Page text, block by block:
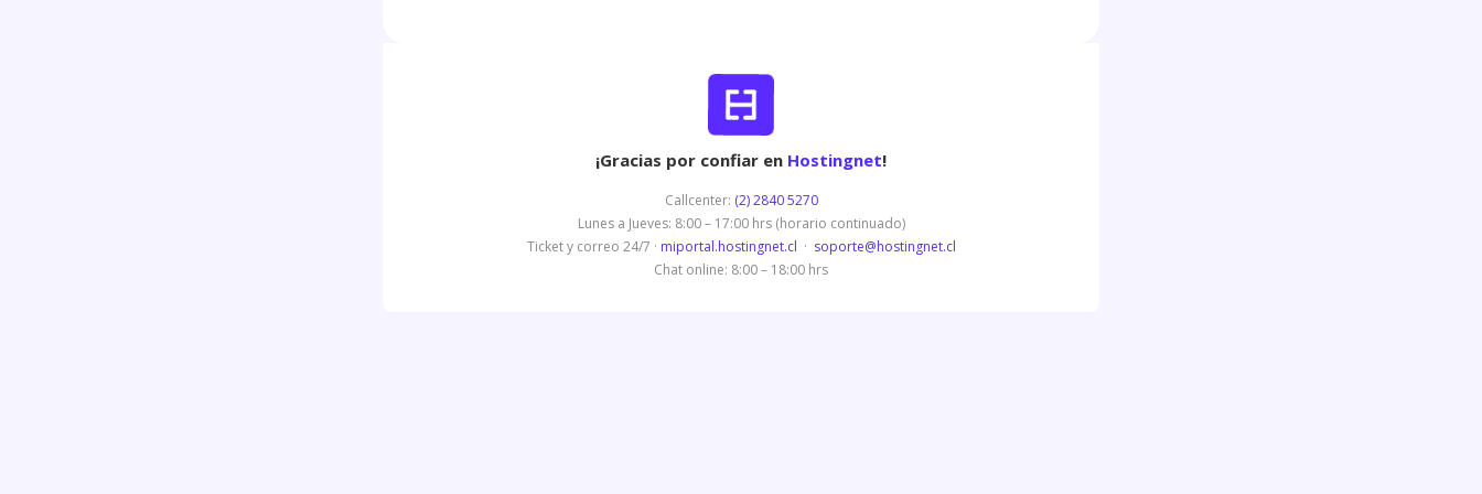
¡Gracias por confiar en Hostingnet!
Callcenter: (2) 2840 5270
Lunes a Jueves: 8:00 – 17:00 hrs (horario continuado)
Ticket y correo 24/7 · miportal.hostingnet.cl · soporte@hostingnet.cl
Chat online: 8:00 – 18:00 hrs